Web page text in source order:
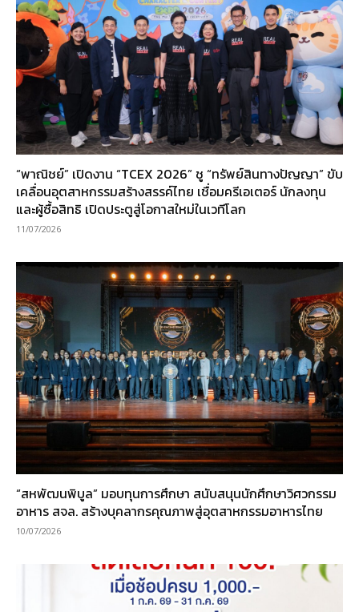
“พาณิชย์” เปิดงาน “TCEX 2026” ชู “ทรัพย์สินทางปัญญา” ขับ
เคลื่อนอุตสาหกรรมสร้างสรรค์ไทย เชื่อมครีเอเตอร์ นักลงทุน
และผู้ซื้อสิทธิ เปิดประตูสู่โอกาสใหม่ในเวทีโลก
11/07/2026
“สหพัฒนพิบูล” มอบทุนการศึกษา สนับสนุนนักศึกษาวิศวกรรม
อาหาร สจล. สร้างบุคลากรคุณภาพสู่อุตสาหกรรมอาหารไทย
10/07/2026